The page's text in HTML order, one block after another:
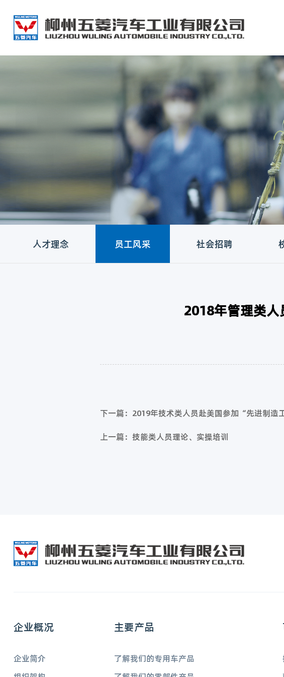
人才理念 员工风采 社会招聘
2018年管理类
下一篇：2019年技术类人员赴美国参加“先进制造
上一篇：技能类人员理论、实操培训
企业概况
企业简介
主要产品
了解我们的专用车产品